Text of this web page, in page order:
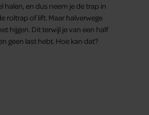
halen, en dus neem je de trap in
roltrap of lift. Maar halverwege
hijgen. Dit terwijl je van een half
geen last hebt. Hoe kan dat?